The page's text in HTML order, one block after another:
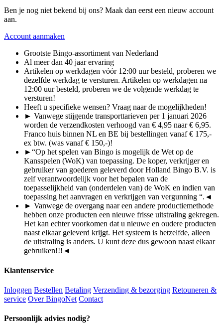
Ben je nog niet bekend bij ons? Maak dan eerst een nieuw account
aan.
Account aanmaken
Grootste Bingo-assortiment van Nederland
Al meer dan 40 jaar ervaring
Artikelen op werkdagen vóór 12:00 uur besteld, proberen we
dezelfde werkdag te versturen. Artikelen op werkdagen na
12:00 uur besteld, proberen we de volgende werkdag te
versturen!
Heeft u specifieke wensen? Vraag naar de mogelijkheden!
► Vanwege stijgende transporttarieven per 1 januari 2026
worden de verzendkosten verhoogd van € 4,95 naar € 6,95.
Franco huis binnen NL en BE bij bestellingen vanaf € 175,-
ex btw. (was vanaf € 150,-)!
►“Op het spelen van Bingo is mogelijk de Wet op de
Kansspelen (WoK) van toepassing. De koper, verkrijger en
gebruiker van goederen geleverd door Holland Bingo B.V. is
zelf verantwoordelijk voor het bepalen van de
toepasselijkheid van (onderdelen van) de WoK en indien van
toepassing het aanvragen en verkrijgen van vergunning “.◄
► Vanwege de overgang naar een andere productiemethode
hebben onze producten een nieuwe frisse uitstraling gekregen.
Het kan echter voorkomen dat u nieuwe en oudere producten
naast elkaar geleverd krijgt. Het systeem is hetzelfde, alleen
de uitstraling is anders. U kunt deze dus gewoon naast elkaar
gebruiken!!! ◄
Klantenservice
Inloggen Bestellen Betaling Verzending & bezorging Retouneren &
service Over BingoNet Contact
Persoonlijk advies nodig?